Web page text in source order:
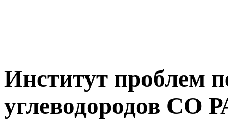
Институт проблем
углеводородов СО